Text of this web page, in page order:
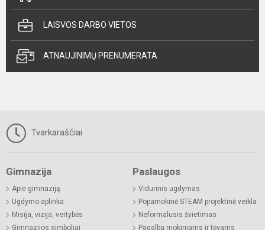
LAISVOS DARBO VIETOS
ATNAUJINIMŲ PRENUMERATA
Tvarkaraščiai
Gimnazija
Apie gimnaziją
Ugdymo aplinka
Misija, vizija, vertybės
Gimnazijos simboliai
Paslaugos
Vidurinis ugdymas
Popamokinė STEAM projektinė veikla
Neformalusis švietimas
Pagalba mokiniams ir tėvams